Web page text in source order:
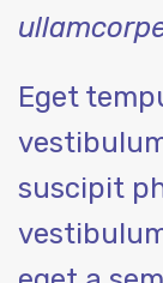
Eget
suscipit